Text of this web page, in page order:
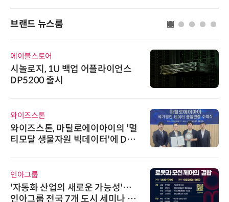
브랜드 뉴스룸
에이블스토어
시놀로지, 1U 백업 어플라이언스
DP5200 출시
와이즈스톤
와이즈스톤, 마틸로에이아이의 '멀
티모달 생물자원 빅데이터'에 DQ
인아그룹
'자동화 산업의 새로운 가능성'…
인아그룹 전국 7개 도시 세미나 페